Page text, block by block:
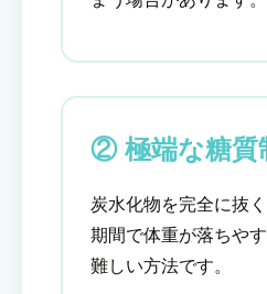
② 極端な糖質
炭水化物を完全に抜
期間で体重が落ちや
難しい方法です。